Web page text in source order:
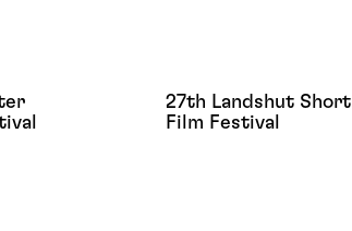
27th Landshut Short
Film Festival